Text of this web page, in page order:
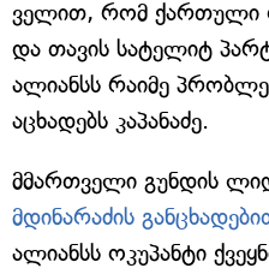
ველით, რომ ქართული
და თავის სატელიტ
ალიანსს რაიმე
აცხადებს კაპანაძე.
მმართველი გუნდის
მდინარაძის
ალიანსს ოკუპანტი